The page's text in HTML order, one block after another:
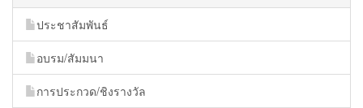
ประชาสัมพันธ์
อบรม/สัมมนา
การประกวด/ชิงรางวัล